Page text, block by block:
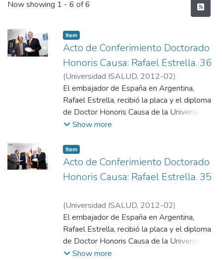
Recent Submissions
Now showing 1 - 6 of 6
Item
Acto de Conferimiento Doctorado
Honoris Causa: Rafael Estrella. 36
(Universidad ISALUD, 2012-02)
Departamento de Comunicación,
Universidad ISALUD
El embajador de España en Argentina,
Rafael Estrella, recibió la placa y el diploma
de Doctor Honoris Causa de la Universidad
de manos del rector honorario y embajador
presidente de la Fundación ISALUD, Mario
González Astorquiza; y del vicerrector
Eugenio Zanarini.
Show more
Item
Acto de Conferimiento Doctorado
Honoris Causa: Rafael Estrella. 35
(Universidad ISALUD, 2012-02)
Departamento de Comunicación,
Universidad ISALUD
El embajador de España en Argentina,
Rafael Estrella, recibió la placa y el diploma
de Doctor Honoris Causa de la Universidad
de manos del rector honorario y embajador
Show more